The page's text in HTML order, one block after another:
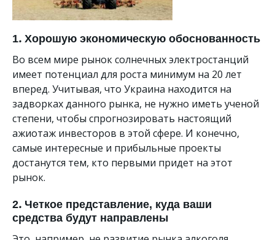
1. Хорошую экономическую обоснованность
Во всем мире рынок солнечных электростанций
имеет потенциал для роста минимум на 20 лет
вперед. Учитывая, что Украина находится на
задворках данного рынка, не нужно иметь ученой
степени, чтобы спрогнозировать настоящий
ажиотаж инвесторов в этой сфере. И конечно,
самые интересные и прибыльные проекты
достанутся тем, кто первыми придет на этот
рынок.
2. Четкое представление, куда ваши
средства будут направлены